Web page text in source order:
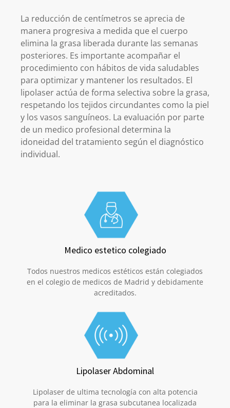
La reducción de centímetros se aprecia de
manera progresiva a medida que el cuerpo
elimina la grasa liberada durante las semanas
posteriores. Es importante acompañar el
procedimiento con hábitos de vida saludables
para optimizar y mantener los resultados. El
lipolaser actúa de forma selectiva sobre la grasa,
respetando los tejidos circundantes como la piel
y los vasos sanguíneos. La evaluación por parte
de un medico profesional determina la
idoneidad del tratamiento según el diagnóstico
individual.
Medico estetico colegiado
Todos nuestros medicos estéticos están colegiados
en el colegio de medicos de Madrid y debidamente
acreditados.
Lipolaser Abdominal
Lipolaser de ultima tecnología con alta potencia
para la eliminar la grasa subcutanea localizada